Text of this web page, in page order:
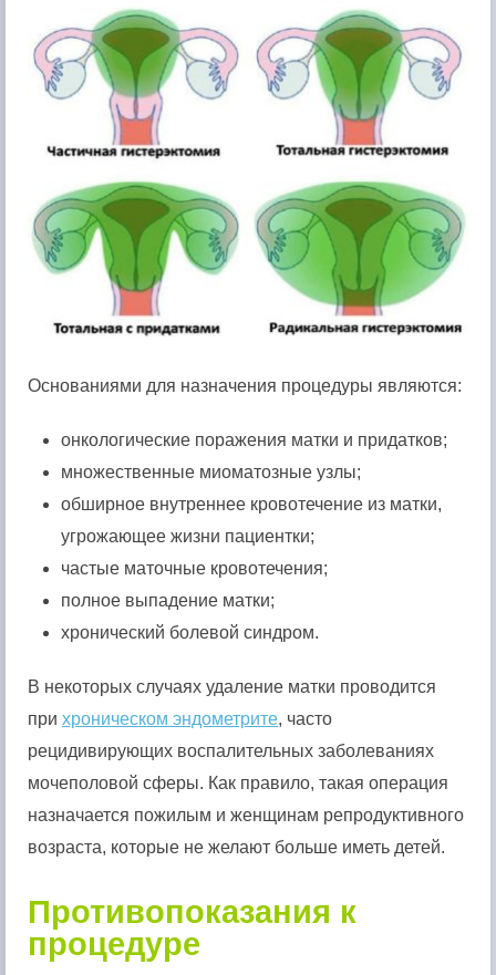
Основаниями для назначения процедуры являются:
онкологические поражения матки и придатков;
множественные миоматозные узлы;
обширное внутреннее кровотечение из матки,
угрожающее жизни пациентки;
частые маточные кровотечения;
полное выпадение матки;
хронический болевой синдром.
В некоторых случаях удаление матки проводится
при хроническом эндометрите, часто
рецидивирующих воспалительных заболеваниях
мочеполовой сферы. Как правило, такая операция
назначается пожилым и женщинам репродуктивного
возраста, которые не желают больше иметь детей.
Противопоказания к
процедуре